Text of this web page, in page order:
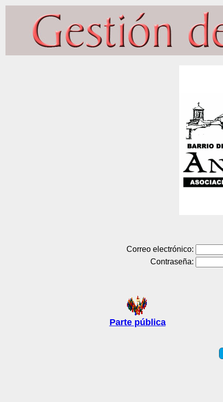
Correo electrónico:
Contraseña:
Parte pública